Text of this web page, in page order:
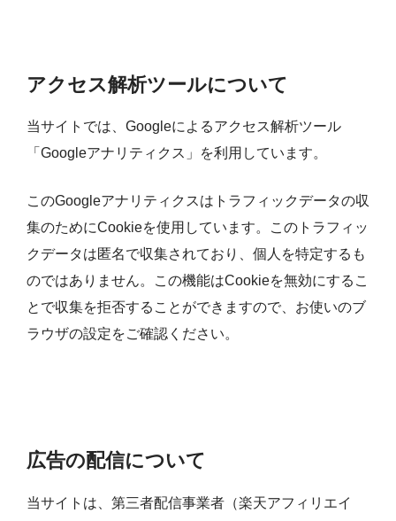
アクセス解析ツールについて
当サイトでは、Googleによるアクセス解析ツール
「Googleアナリティクス」を利用しています。
このGoogleアナリティクスはトラフィックデータの収
集のためにCookieを使用しています。このトラフィッ
クデータは匿名で収集されており、個人を特定するも
のではありません。この機能はCookieを無効にするこ
とで収集を拒否することができますので、お使いのブ
ラウザの設定をご確認ください。
広告の配信について
当サイトは、第三者配信事業者（楽天アフィリエイ